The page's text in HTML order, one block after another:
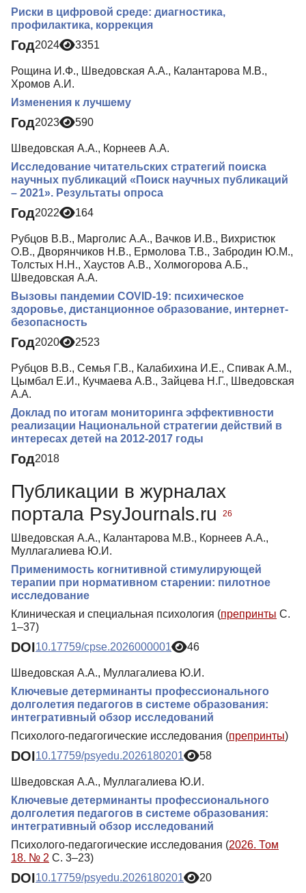
Риски в цифровой среде: диагностика,
профилактика, коррекция
Год2024 3351
Рощина И.Ф., Шведовская А.А., Калантарова М.В.,
Хромов А.И.
Изменения к лучшему
Год2023 590
Шведовская А.А., Корнеев А.А.
Исследование читательских стратегий поиска
научных публикаций «Поиск научных публикаций
– 2021». Результаты опроса
Год2022 164
Рубцов В.В., Марголис А.А., Вачков И.В., Вихристюк
О.В., Дворянчиков Н.В., Ермолова Т.В., Забродин Ю.М.,
Толстых Н.Н., Хаустов А.В., Холмогорова А.Б.,
Шведовская А.А.
Вызовы пандемии COVID-19: психическое
здоровье, дистанционное образование, интернет-
безопасность
Год2020 2523
Рубцов В.В., Семья Г.В., Калабихина И.Е., Спивак А.М.,
Цымбал Е.И., Кучмаева А.В., Зайцева Н.Г., Шведовская
А.А.
Доклад по итогам мониторинга эффективности
реализации Национальной стратегии действий в
интересах детей на 2012-2017 годы
Год2018
Публикации в журналах
портала PsyJournals.ru
26
Шведовская А.А., Калантарова М.В., Корнеев А.А.,
Муллагалиева Ю.И.
Применимость когнитивной стимулирующей
терапии при нормативном старении: пилотное
исследование
Клиническая и специальная психология (препринты С.
1–37)
DOI10.17759/cpse.2026000001 46
Шведовская А.А., Муллагалиева Ю.И.
Ключевые детерминанты профессионального
долголетия педагогов в системе образования:
интегративный обзор исследований
Психолого-педагогические исследования (препринты)
DOI10.17759/psyedu.2026180201 58
Шведовская А.А., Муллагалиева Ю.И.
Ключевые детерминанты профессионального
долголетия педагогов в системе образования:
интегративный обзор исследований
Психолого-педагогические исследования (2026. Том
18. № 2 С. 3–23)
DOI10.17759/psyedu.2026180201 20